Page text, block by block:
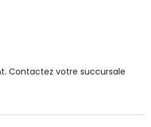
Contactez votre succursale